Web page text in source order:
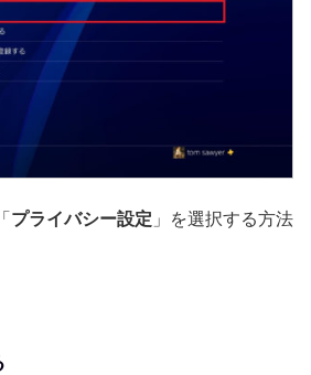
プライバシー設定 」を選択する方法